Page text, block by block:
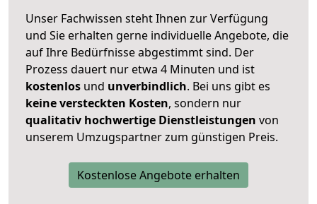
Unser Fachwissen steht Ihnen zur Verfügung
und Sie erhalten gerne individuelle Angebote, die
auf Ihre Bedürfnisse abgestimmt sind. Der
Prozess dauert nur etwa 4 Minuten und ist
kostenlos und unverbindlich. Bei uns gibt es
keine versteckten Kosten, sondern nur
qualitativ hochwertige Dienstleistungen von
unserem Umzugspartner zum günstigen Preis.
Kostenlose Angebote erhalten